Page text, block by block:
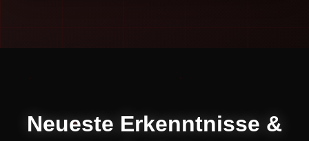
Neueste Erkenntnisse &